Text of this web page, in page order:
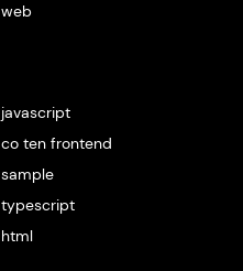
web
javascript
co ten frontend
sample
typescript
html